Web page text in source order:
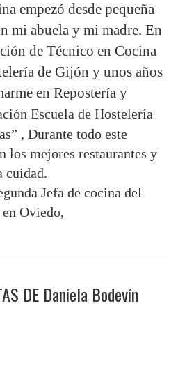
empezó desde pequeña
mi abuela y mi madre. En
de Técnico en Cocina
de Gijón y unos años
en Repostería y
Escuela de Hostelería
, Durante todo este
los mejores restaurantes y
cuidad.
Jefa de cocina del
Oviedo,
DE Daniela Bodevín